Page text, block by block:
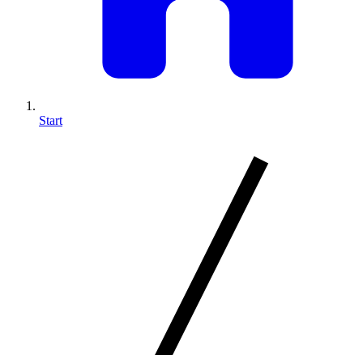
Start